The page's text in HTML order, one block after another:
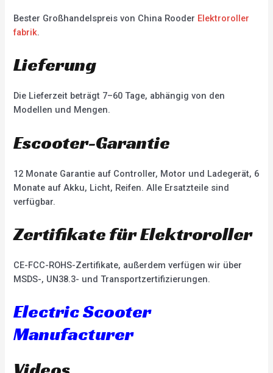
Bester Großhandelspreis von China Rooder Elektroroller
fabrik.
Lieferung
Die Lieferzeit beträgt 7–60 Tage, abhängig von den
Modellen und Mengen.
Escooter-Garantie
12 Monate Garantie auf Controller, Motor und Ladegerät, 6
Monate auf Akku, Licht, Reifen. Alle Ersatzteile sind
verfügbar.
Zertifikate für Elektroroller
CE-FCC-ROHS-Zertifikate, außerdem verfügen wir über
MSDS-, UN38.3- und Transportzertifizierungen.
Electric Scooter
Manufacturer